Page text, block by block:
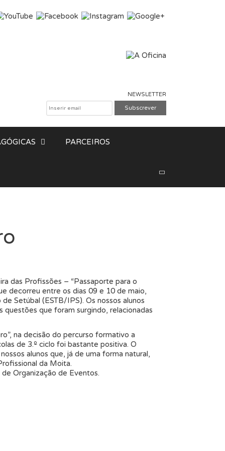
NEWSLETTER
PARCEIROS
Pesquisar
das Profissões – “Passaporte para o
decorreu entre os dias 09 e 10 de maio,
Setúbal (ESTB/IPS). Os nossos alunos
que foram surgindo, relacionadas
na decisão do percurso formativo a
de 3.º ciclo foi bastante positiva. O
alunos que, já de uma forma natural,
da Moita.
Organização de Eventos.